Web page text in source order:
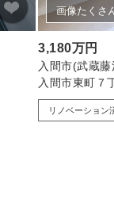
画像たくさ
3,180万円
入間市(武蔵
入間市東町７
リノベーション